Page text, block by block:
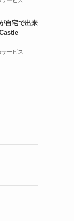
自宅で出来
ービス